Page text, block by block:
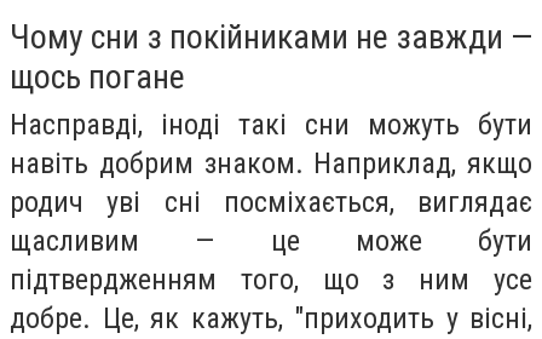
Чому сни з покійниками не завжди —
щось погане
Насправді, іноді такі сни можуть бути
навіть добрим знаком. Наприклад, якщо
родич уві сні посміхається, виглядає
щасливим — це може бути
підтвердженням того, що з ним усе
добре. Це, як кажуть, "приходить у вісні,